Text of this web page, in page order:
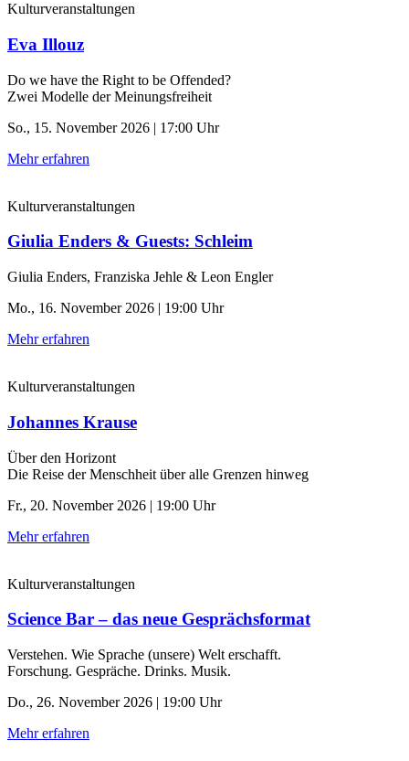
Kulturveranstaltungen
Eva Illouz
Do we have the Right to be Offended?
Zwei Modelle der Meinungsfreiheit
So., 15. November 2026 | 17:00 Uhr
Mehr erfahren
Kulturveranstaltungen
Giulia Enders & Guests: Schleim
Giulia Enders, Franziska Jehle & Leon Engler
Mo., 16. November 2026 | 19:00 Uhr
Mehr erfahren
Kulturveranstaltungen
Johannes Krause
Über den Horizont
Die Reise der Menschheit über alle Grenzen hinweg
Fr., 20. November 2026 | 19:00 Uhr
Mehr erfahren
Kulturveranstaltungen
Science Bar – das neue Gesprächsformat
Verstehen. Wie Sprache (unsere) Welt erschafft.
Forschung. Gespräche. Drinks. Musik.
Do., 26. November 2026 | 19:00 Uhr
Mehr erfahren